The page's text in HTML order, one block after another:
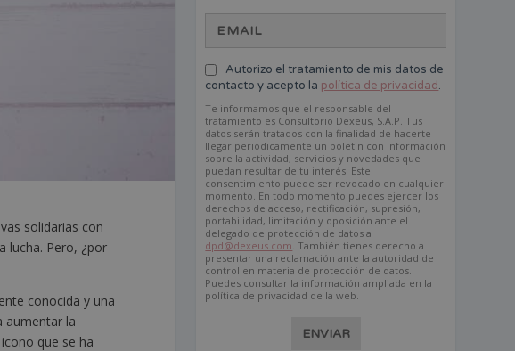
solidarias con
lucha. Pero, ¿por
conocida y una
aumentar la
que se ha
Autorizo el tratamiento de mis datos de
contacto y acepto la política de privacidad.
Te informamos que el responsable del
tratamiento es Consultorio Dexeus, S.A.P. Tus
datos serán tratados con la finalidad de hacerte
llegar periódicamente un boletín con información
sobre la actividad, servicios y novedades que
puedan resultar de tu interés. Este
consentimiento puede ser revocado en cualquier
momento. En todo momento puedes ejercer los
derechos de acceso, rectificación, supresión,
portabilidad, limitación y oposición ante el
delegado de protección de datos a
dpd@dexeus.com . También tienes derecho a
presentar una reclamación ante la autoridad de
control en materia de protección de datos.
Puedes consultar la información ampliada en la
política de privacidad de la web.
ENVIAR